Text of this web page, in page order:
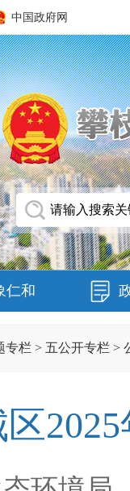
中国政府网
仁和
专栏 > 五公开专栏 >